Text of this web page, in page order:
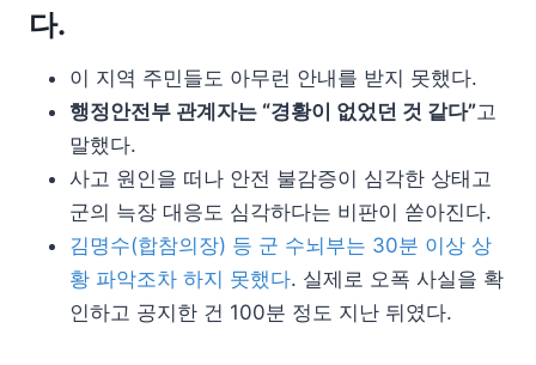
다.
이 지역 주민들도 아무런 안내를 받지 못했다.
행정안전부 관계자는 “경황이 없었던 것 같다”고
말했다.
사고 원인을 떠나 안전 불감증이 심각한 상태고
군의 늑장 대응도 심각하다는 비판이 쏟아진다.
김명수(합참의장) 등 군 수뇌부는 30분 이상 상
황 파악조차 하지 못했다. 실제로 오폭 사실을 확
인하고 공지한 건 100분 정도 지난 뒤였다.